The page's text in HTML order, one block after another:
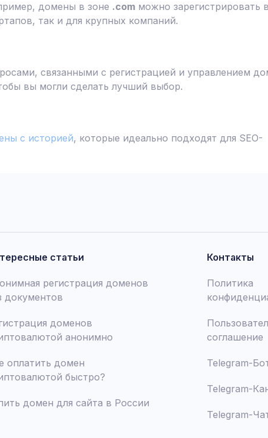
домены в зоне .com можно зарегистрировать
так и для крупных компаний.
связанными с регистрацией и управлением
вы могли сделать лучший выбор.
с историей, которые идеально подходят для SEO-
статьи
регистрация доменов
документов
доменов
анонимно
оплатить домен
быстро?
домен для сайта в России
Контакты
Политика
соглашение
Telegram-
Telegram-
Telegram-